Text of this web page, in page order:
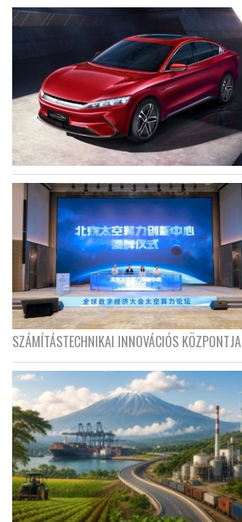
SZÁMÍTÁSTECHNIKAI INNOVÁCIÓS KÖZPONTJA